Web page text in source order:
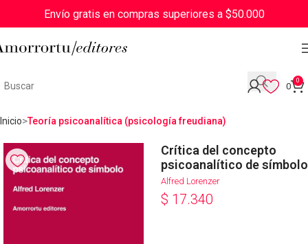
Envío gratis en compras superiores a $50.000
0
0
Inicio Teoría psicoanalítica (psicología freudiana)
Crítica del concepto
psicoanalítico de símbolo
Alfred Lorenzer
$ 17.340